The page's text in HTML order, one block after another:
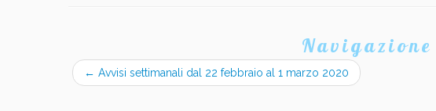
← Avvisi settimanali dal 22 febbraio al 1 marzo 2020